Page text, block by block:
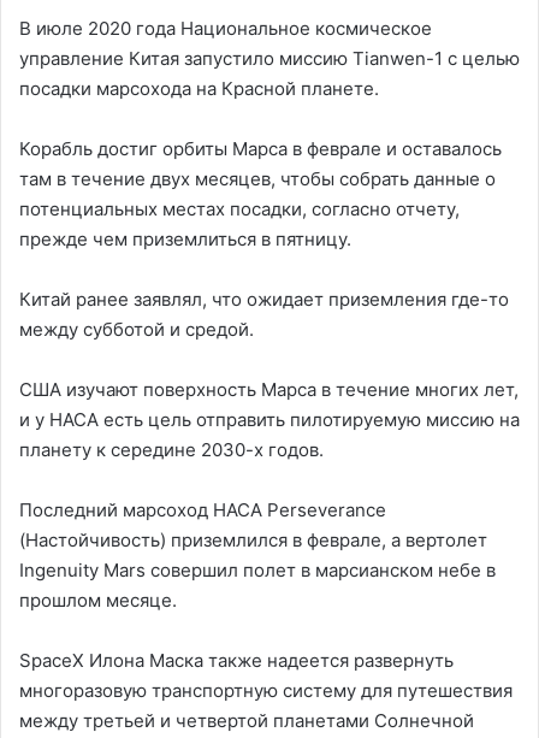
В июле 2020 года Национальное космическое
управление Китая запустило миссию Tianwen-1 с целью
посадки марсохода на Красной планете.
Корабль достиг орбиты Марса в феврале и оставалось
там в течение двух месяцев, чтобы собрать данные о
потенциальных местах посадки, согласно отчету,
прежде чем приземлиться в пятницу.
Китай ранее заявлял, что ожидает приземления где-то
между субботой и средой.
США изучают поверхность Марса в течение многих лет,
и у НАСА есть цель отправить пилотируемую миссию на
планету к середине 2030-х годов.
Последний марсоход НАСА Perseverance
(Настойчивость) приземлился в феврале, а вертолет
Ingenuity Mars совершил полет в марсианском небе в
прошлом месяце.
SpaceX Илона Маска также надеется развернуть
многоразовую транспортную систему для путешествия
между третьей и четвертой планетами Солнечной